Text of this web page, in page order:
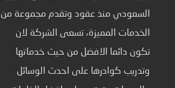
السعودي منذ عقود وتقدم مجموعة من
الخدمات المميزة، تسعى الشركة لان
تكون دائما الافضل من حيث خدماتها
وتدريب كوادرها على احدث الوسائل